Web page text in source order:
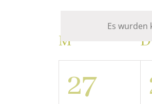
Es wurden
Ansichten,
Schlüsselwort.
Kalender
von
M D
0
27